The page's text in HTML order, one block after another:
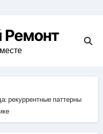
рекуррентные паттерны